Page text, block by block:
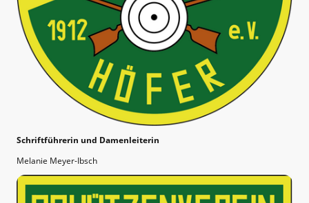
Schriftführerin und Damenleiterin
Melanie Meyer-Ibsch